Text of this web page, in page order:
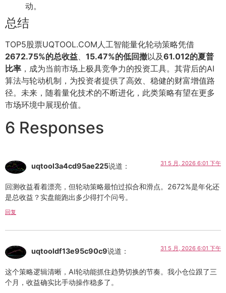
动。
总结
TOP5股票UQTOOL.COM人工智能量化轮动策略凭借
2672.75%的总收益、 15.47%的低回撤以及61.012的夏普
比率 ，成为当前市场上极具竞争力的投资工具。其背后的AI
算法与轮动机制，为投资者提供了高效、稳健的财富增值路
径。未来，随着量化技术的不断进化，此类策略有望在更多
市场环境中展现价值。
6 Responses
uqtool3a4cd95ae225说道： 31 5 月, 2026 6:01 下午
回测收益看着漂亮，但轮动策略最怕过拟合和滑点。2672%是年化还
是总收益？实盘能跑出多少得打个问号。
回复
uqtooldf13e95c90c9说道： 31 5 月, 2026 6:01 下午
这个策略逻辑清晰，AI轮动能抓住趋势切换的节奏。我小仓位跟了三
个月，收益确实比手动操作稳多了。